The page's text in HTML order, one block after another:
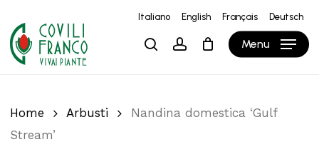
main
content
Italiano English Français Deutsch
searchaccount Menu
Carrello Close
Cart
Home Arbusti
Nandina domestica ‘Gulf
Stream’